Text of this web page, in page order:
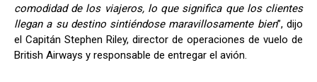
comodidad de los viajeros, lo que significa que los clientes
llegan a su destino sintiéndose maravillosamente bien”, dijo
el Capitán Stephen Riley, director de operaciones de vuelo de
British Airways y responsable de entregar el avión.